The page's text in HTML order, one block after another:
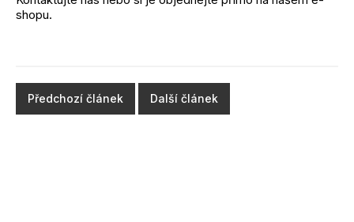
shopu.
Předchozí článek Další článek